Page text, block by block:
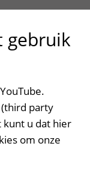
gebruik
party
kunt u dat hier
om onze